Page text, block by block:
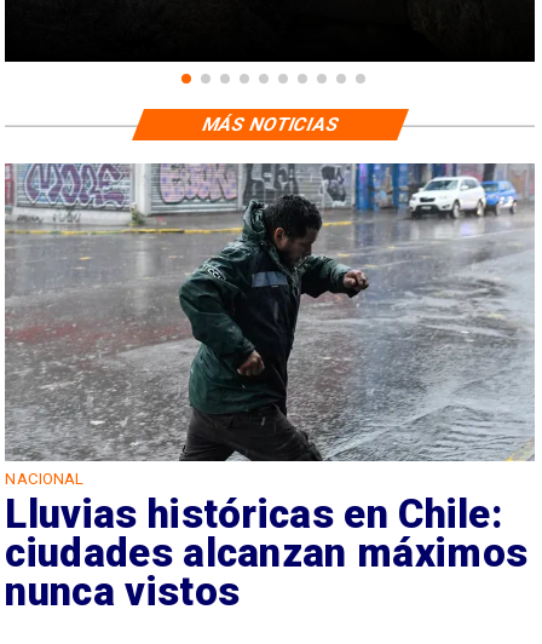
NACIONAL
Lluvias históricas en Chile:
ciudades alcanzan máximos
nunca vistos
MÁS NOTICIAS